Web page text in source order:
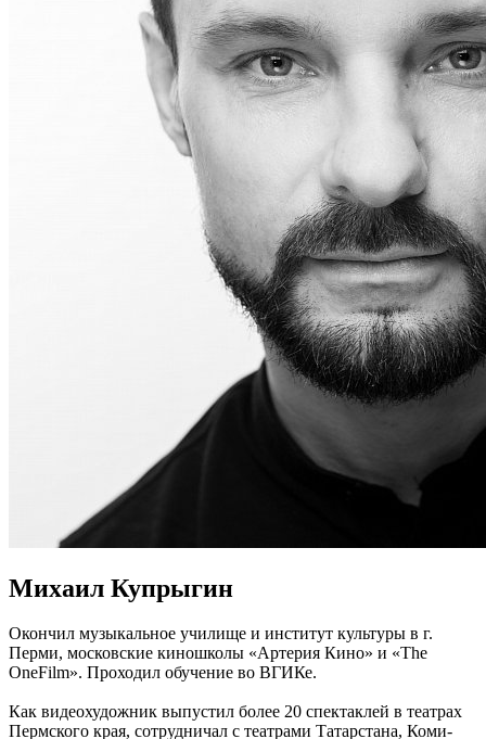
Михаил Купрыгин
Окончил музыкальное училище и институт культуры в г.
Перми, московские киношколы «Артерия Кино» и «The
OneFilm». Проходил обучение во ВГИКе.
Как видеохудожник выпустил более 20 спектаклей в театрах
Пермского края, сотрудничал с театрами Татарстана, Коми-